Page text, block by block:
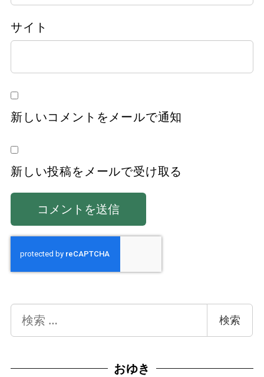
サイト
新しいコメントをメールで通知
新しい投稿をメールで受け取る
検索
おゆき